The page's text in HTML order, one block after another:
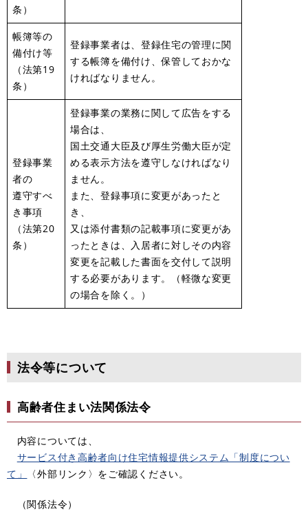
条）
帳簿等の
備付け等
（法第19
条）
登録事業者は、登録住宅の管理に関
する帳簿を備付け、保管しておかな
ければなりません。
登録事業
者の
遵守すべ
き事項
（法第20
条）
登録事業の業務に関して広告をする
場合は、
国土交通大臣及び厚生労働大臣が定
める表示方法を遵守しなければなり
ません。
また、登録事項に変更があったと
き、
又は添付書類の記載事項に変更があ
ったときは、入居者に対しその内容
変更を記載した書面を交付して説明
する必要があります。（軽微な変更
の場合を除く。）
法令等について
高齢者住まい法関係法令
内容については、
サービス付き高齢者向け住宅情報提供システム「制度につい
て」
〈外部リンク〉をご確認ください。
（関係法令）